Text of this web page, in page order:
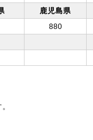
鹿児島県
880